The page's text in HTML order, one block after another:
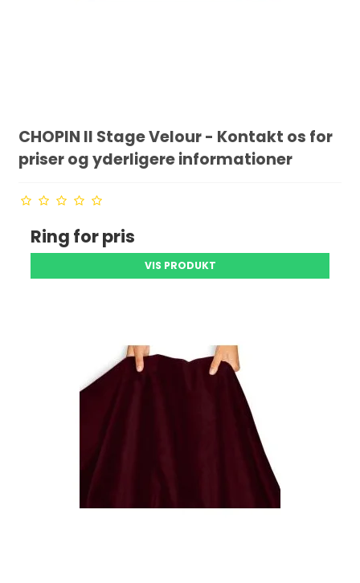
CHOPIN ll Stage Velour - Kontakt os for
priser og yderligere informationer
Ring for pris
VIS PRODUKT